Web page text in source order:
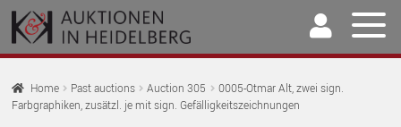
Skip
to
navigation
Skip
to
content
Home
Home Past auctions Auction 305
0005-Otmar Alt, zwei sign.
Farbgraphiken, zusätzl. je mit sign. Gefälligkeitszeichnungen